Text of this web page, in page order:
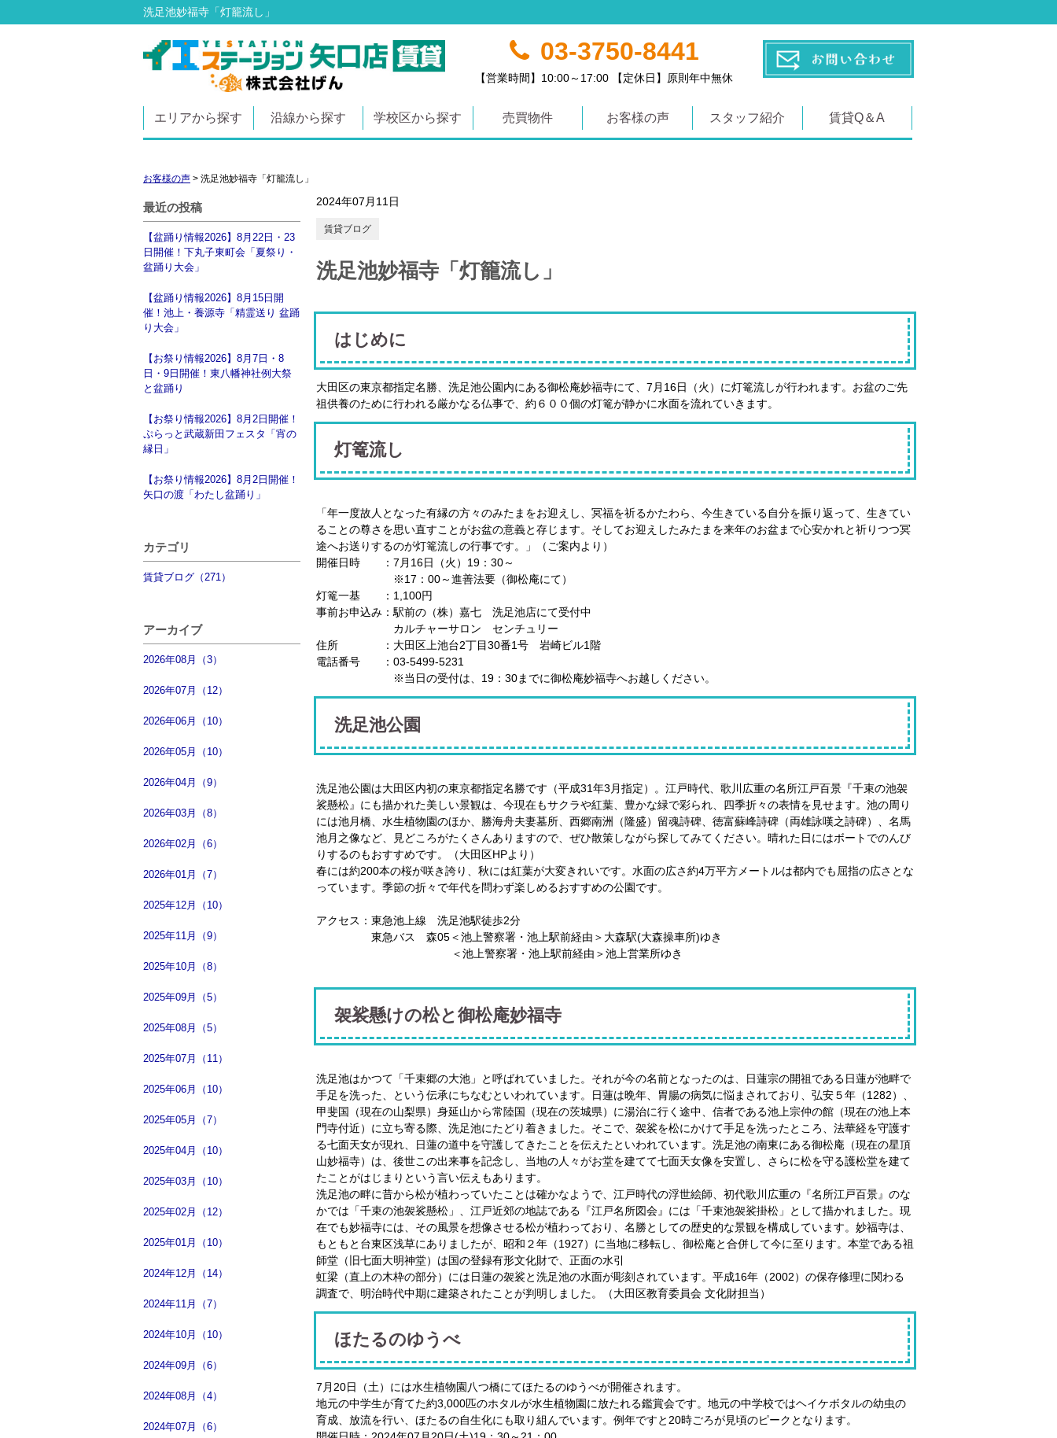
洗足池妙福寺「灯籠流し」
03-3750-8441
【営業時間】10:00～17:00 【定休日】原則年中無休
エリアから探す 沿線から探す 学校区から探す 売買物件 お客様の声 スタッフ紹介 賃貸Q＆A
お客様の声 > 洗足池妙福寺「灯籠流し」
最近の投稿
【盆踊り情報2026】8月22日・23
日開催！下丸子東町会「夏祭り・
盆踊り大会」
【盆踊り情報2026】8月15日開
催！池上・養源寺「精霊送り 盆踊
り大会」
【お祭り情報2026】8月7日・8
日・9日開催！東八幡神社例大祭
と盆踊り
【お祭り情報2026】8月2日開催！
ぷらっと武蔵新田フェスタ「宵の
縁日」
【お祭り情報2026】8月2日開催！
矢口の渡「わたし盆踊り」
カテゴリ
賃貸ブログ（271）
アーカイブ
2026年08月（3）
2026年07月（12）
2026年06月（10）
2026年05月（10）
2026年04月（9）
2026年03月（8）
2026年02月（6）
2026年01月（7）
2025年12月（10）
2025年11月（9）
2025年10月（8）
2025年09月（5）
2025年08月（5）
2025年07月（11）
2025年06月（10）
2025年05月（7）
2025年04月（10）
2025年03月（10）
2025年02月（12）
2025年01月（10）
2024年12月（14）
2024年11月（7）
2024年10月（10）
2024年09月（6）
2024年08月（4）
2024年07月（6）
2024年07月11日
賃貸ブログ
洗足池妙福寺「灯籠流し」
はじめに
大田区の東京都指定名勝、洗足池公園内にある御松庵妙福寺にて、7月16日（火）に灯篭流しが行われます。お盆のご先
祖供養のために行われる厳かなる仏事で、約６００個の灯篭が静かに水面を流れていきます。
灯篭流し
「年一度故人となった有縁の方々のみたまをお迎えし、冥福を祈るかたわら、今生きている自分を振り返って、生きてい
ることの尊さを思い直すことがお盆の意義と存じます。そしてお迎えしたみたまを来年のお盆まで心安かれと祈りつつ冥
途へお送りするのが灯篭流しの行事です。」（ご案内より）
開催日時 ：7月16日（火）19：30～
※17：00～進善法要（御松庵にて）
灯篭一基 ：1,100円
事前お申込み：駅前の（株）嘉七 洗足池店にて受付中
カルチャーサロン センチュリー
住所 ：大田区上池台2丁目30番1号 岩崎ビル1階
電話番号 ：03-5499-5231
※当日の受付は、19：30までに御松庵妙福寺へお越しください。
洗足池公園
洗足池公園は大田区内初の東京都指定名勝です（平成31年3月指定）。江戸時代、歌川広重の名所江戸百景『千束の池袈
裟懸松』にも描かれた美しい景観は、今現在もサクラや紅葉、豊かな緑で彩られ、四季折々の表情を見せます。池の周り
には池月橋、水生植物園のほか、勝海舟夫妻墓所、西郷南洲（隆盛）留魂詩碑、徳富蘇峰詩碑（両雄詠嘆之詩碑）、名馬
池月之像など、見どころがたくさんありますので、ぜひ散策しながら探してみてください。晴れた日にはボートでのんび
りするのもおすすめです。（大田区HPより）
春には約200本の桜が咲き誇り、秋には紅葉が大変きれいです。水面の広さ約4万平方メートルは都内でも屈指の広さとな
っています。季節の折々で年代を問わず楽しめるおすすめの公園です。
アクセス：東急池上線 洗足池駅徒歩2分
東急バス 森05＜池上警察署・池上駅前経由＞大森駅(大森操車所)ゆき
＜池上警察署・池上駅前経由＞池上営業所ゆき
袈裟懸けの松と御松庵妙福寺
洗足池はかつて「千束郷の大池」と呼ばれていました。それが今の名前となったのは、日蓮宗の開祖である日蓮が池畔で
手足を洗った、という伝承にちなむといわれています。日蓮は晩年、胃腸の病気に悩まされており、弘安５年（1282）、
甲斐国（現在の山梨県）身延山から常陸国（現在の茨城県）に湯治に行く途中、信者である池上宗仲の館（現在の池上本
門寺付近）に立ち寄る際、洗足池にたどり着きました。そこで、袈裟を松にかけて手足を洗ったところ、法華経を守護す
る七面天女が現れ、日蓮の道中を守護してきたことを伝えたといわれています。洗足池の南東にある御松庵（現在の星頂
山妙福寺）は、後世この出来事を記念し、当地の人々がお堂を建てて七面天女像を安置し、さらに松を守る護松堂を建て
たことがはじまりという言い伝えもあります。
洗足池の畔に昔から松が植わっていたことは確かなようで、江戸時代の浮世絵師、初代歌川広重の『名所江戸百景』のな
かでは「千束の池袈裟懸松」、江戸近郊の地誌である『江戸名所図会』には「千束池袈裟掛松」として描かれました。現
在でも妙福寺には、その風景を想像させる松が植わっており、名勝としての歴史的な景観を構成しています。妙福寺は、
もともと台東区浅草にありましたが、昭和２年（1927）に当地に移転し、御松庵と合併して今に至ります。本堂である祖
師堂（旧七面大明神堂）は国の登録有形文化財で、正面の水引
虹梁（直上の木枠の部分）には日蓮の袈裟と洗足池の水面が彫刻されています。平成16年（2002）の保存修理に関わる
調査で、明治時代中期に建築されたことが判明しました。（大田区教育委員会 文化財担当）
ほたるのゆうべ
7月20日（土）には水生植物園八つ橋にてほたるのゆうべが開催されます。
地元の中学生が育てた約3,000匹のホタルが水生植物園に放たれる鑑賞会です。地元の中学校ではヘイケボタルの幼虫の
育成、放流を行い、ほたるの自生化にも取り組んでいます。例年ですと20時ごろが見頃のピークとなります。